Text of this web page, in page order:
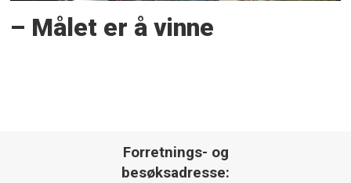
– Målet er å vinne
Forretnings- og
besøksadresse: